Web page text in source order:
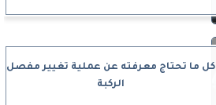
كل ما تحتاج معرفته عن عملية تغيير مفصل
الركبة